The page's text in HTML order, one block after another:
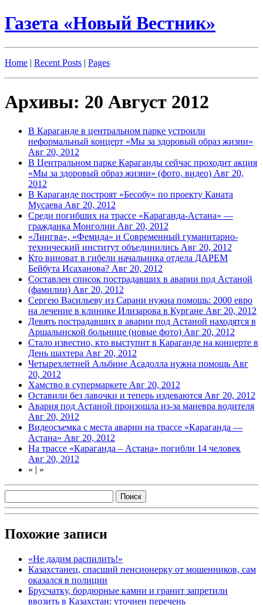
Газета «Новый Вестник»
Home | Recent Posts | Pages
Архивы: 20 Август 2012
В Караганде в центральном парке устроили
неформальный концерт «Мы за здоровый образ жизни»
Авг 20, 2012
В Центральном парке Караганды сейчас проходит акция
«Мы за здоровый образ жизни» (фото, видео) Авг 20,
2012
В Караганде построят «Бесобу» по проекту Каната
Мусаева Авг 20, 2012
Среди погибших на трассе «Караганда-Астана» —
гражданка Монголии Авг 20, 2012
«Лингва», «Фемида» и Современный гуманитарно-
технический институт объединились Авг 20, 2012
Кто виноват в гибели начальника отдела ДАРЕМ
Бейбута Исаханова? Авг 20, 2012
Составлен список пострадавших в аварии под Астаной
(фамилии) Авг 20, 2012
Сергею Васильеву из Сарани нужна помощь: 2000 евро
на лечение в клинике Илизарова в Кургане Авг 20, 2012
Девять пострадавших в аварии под Астаной находятся в
Аршалынской больнице (новые фото) Авг 20, 2012
Стало известно, кто выступит в Караганде на концерте в
День шахтера Авг 20, 2012
Четырехлетней Альбине Асадолла нужна помощь Авг
20, 2012
Хамство в супермаркете Авг 20, 2012
Оставили без лавочки и теперь издеваются Авг 20, 2012
Авария под Астаной произошла из-за маневра водителя
Авг 20, 2012
Видеосъемка с места аварии на трассе «Караганда —
Астана» Авг 20, 2012
На трассе «Караганда – Астана» погибли 14 человек
Авг 20, 2012
« | »
Похожие записи
«Не дадим распилить!»
Казахстанец, спасший пенсионерку от мошенников, сам
оказался в полиции
Брусчатку, бордюрные камни и гранит запретили
ввозить в Казахстан: уточнен перечень